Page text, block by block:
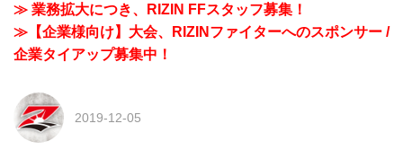
≫ 業務拡大につき、RIZIN FFスタッフ募集！
≫【企業様向け】大会、RIZINファイターへのスポンサー /
企業タイアップ募集中！
2019-12-05